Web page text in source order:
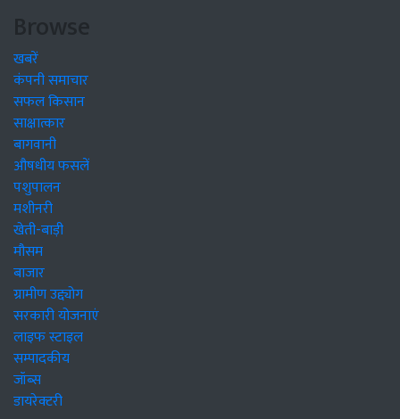
Browse
खबरें
कंपनी समाचार
सफल किसान
साक्षात्कार
बागवानी
औषधीय फसलें
पशुपालन
मशीनरी
खेती-बाड़ी
मौसम
बाजार
ग्रामीण उद्द्योग
सरकारी योजनाएं
लाइफ स्टाइल
सम्पादकीय
जॉब्स
डायरेक्टरी